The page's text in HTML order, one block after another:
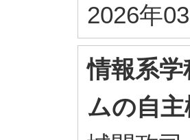
2026年
情報系
ムの自